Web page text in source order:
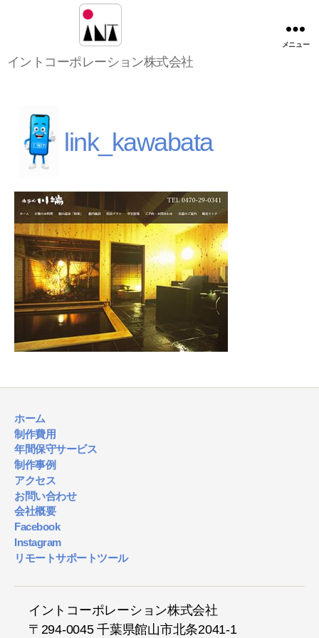
ン
レ
ョ
ン
株
式
会
社
イントコーポレーション株式会社
メニュー
link_kawabata
ホーム
制作費用
年間保守サービス
制作事例
アクセス
お問い合わせ
会社概要
Facebook
Instagram
リモートサポートツール
イントコーポレーション株式会社
〒294-0045 千葉県館山市北条2041-1